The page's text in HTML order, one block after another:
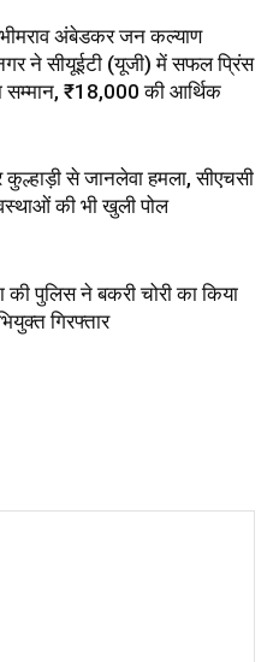
भीमराव अंबेडकर जन कल्याण
ने सीयूईटी (यूजी) में सफल प्रिंस
सम्मान, ₹18,000 की आर्थिक
कुल्हाड़ी से जानलेवा हमला, सीएचसी
की भी खुली पोल
की पुलिस ने बकरी चोरी का किया
गिरफ्तार